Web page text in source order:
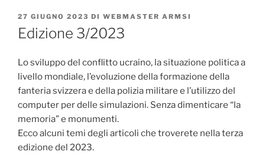
PUBBLICATO
IL
27 GIUGNO 2023 DI WEBMASTER ARMSI
Edizione 3/2023
Lo sviluppo del conflitto ucraino, la situazione politica a
livello mondiale, l’evoluzione della formazione della
fanteria svizzera e della polizia militare e l’utilizzo del
computer per delle simulazioni. Senza dimenticare “la
memoria” e monumenti.
Ecco alcuni temi degli articoli che troverete nella terza
edizione del 2023.